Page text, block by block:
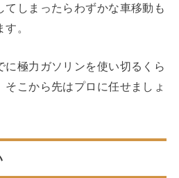
てしまったらわずかな車移動も
。
に極力ガソリンを使い切るくら
そこから先はプロに任せましょ